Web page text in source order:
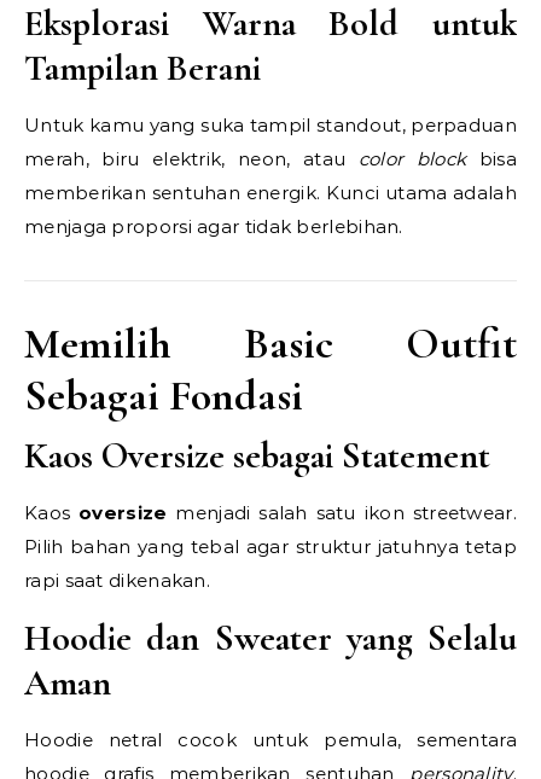
Eksplorasi Warna Bold untuk
Tampilan Berani
Untuk kamu yang suka tampil standout, perpaduan
merah, biru elektrik, neon, atau color blockbisa
memberikan sentuhan energik. Kunci utama adalah
menjaga proporsi agar tidak berlebihan.
Memilih Basic Outfit
Sebagai Fondasi
Kaos Oversize sebagai Statement
Kaos oversize menjadi salah satu ikon streetwear.
Pilih bahan yang tebal agar struktur jatuhnya tetap
rapi saat dikenakan.
Hoodie dan Sweater yang Selalu
Aman
Hoodie netral cocok untuk pemula, sementara
hoodie grafis memberikan sentuhan personality.